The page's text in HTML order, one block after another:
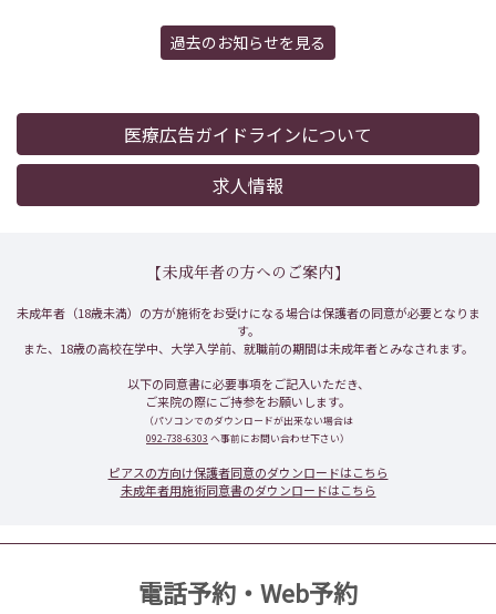
過去のお知らせを見る
医療広告ガイドラインについて
求人情報
【未成年者の方へのご案内】
未成年者（18歳未満）の方が施術をお受けになる場合は保護者の同意が必要となりま
す。
また、18歳の高校在学中、大学入学前、就職前の期間は未成年者とみなされます。
以下の同意書に必要事項をご記入いただき、
ご来院の際にご持参をお願いします。
（パソコンでのダウンロードが出来ない場合は
092-738-6303 へ事前にお問い合わせ下さい）
ピアスの方向け保護者同意のダウンロードはこちら
未成年者用施術同意書のダウンロードはこちら
電話予約・Web予約